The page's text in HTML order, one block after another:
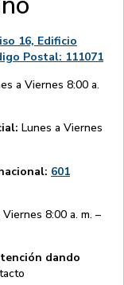
16, Edificio
Postal: 111071
a Viernes 8:00 a.
Lunes a Viernes
601
8:00 a. m. –
dando